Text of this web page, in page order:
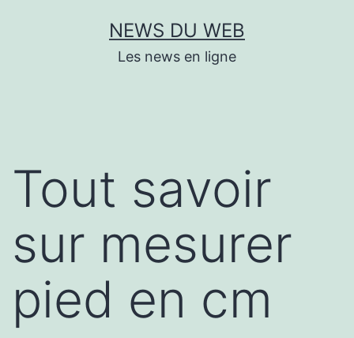
NEWS DU WEB
Les news en ligne
Tout savoir
sur mesurer
pied en cm